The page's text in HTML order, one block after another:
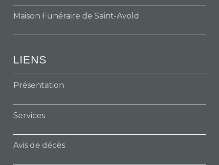
Maison Funéraire de Saint-Avold
LIENS
Présentation
Services
Avis de décès